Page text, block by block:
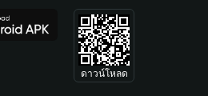
ดาวน์โหลด